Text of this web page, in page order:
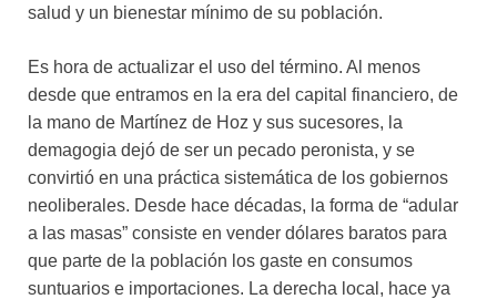
salud y un bienestar mínimo de su población.
Es hora de actualizar el uso del término. Al menos
desde que entramos en la era del capital financiero, de
la mano de Martínez de Hoz y sus sucesores, la
demagogia dejó de ser un pecado peronista, y se
convirtió en una práctica sistemática de los gobiernos
neoliberales. Desde hace décadas, la forma de “adular
a las masas” consiste en vender dólares baratos para
que parte de la población los gaste en consumos
suntuarios e importaciones. La derecha local, hace ya